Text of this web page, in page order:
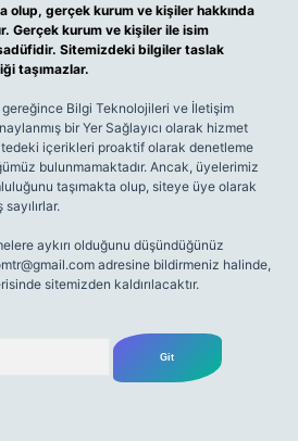
olup, gerçek kurum ve kişiler hakkında
Gerçek kurum ve kişiler ile isim
Sitemizdeki bilgiler taslak
taşımazlar.
gereğince Bilgi Teknolojileri ve İletişim
bir Yer Sağlayıcı olarak hizmet
içerikleri proaktif olarak denetleme
bulunmamaktadır. Ancak, üyelerimiz
taşımakta olup, siteye üye olarak
aykırı olduğunu düşündüğünüz
adresine bildirmeniz halinde,
sitemizden kaldırılacaktır.